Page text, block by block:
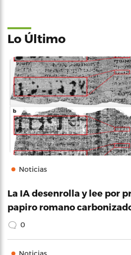
Lo Último
Noticias
La IA desenrolla y lee por
papiro romano
0
Noticias